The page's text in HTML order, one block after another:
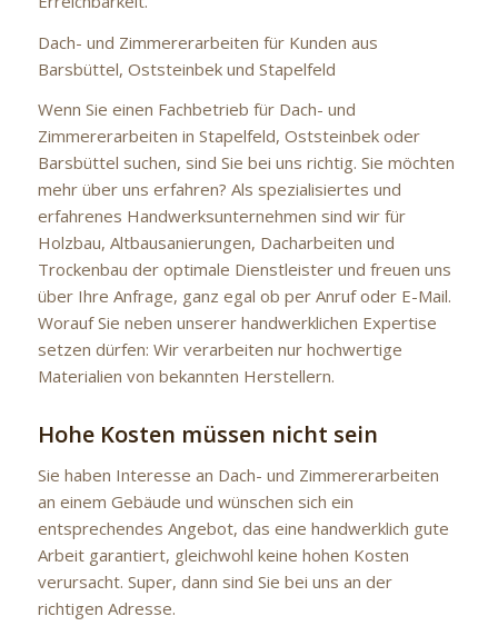
Dach- und Zimmererarbeiten für Kunden aus
Barsbüttel, Oststeinbek und Stapelfeld
Wenn Sie einen Fachbetrieb für Dach- und
Zimmererarbeiten in Stapelfeld, Oststeinbek oder
Barsbüttel suchen, sind Sie bei uns richtig. Sie möchten
mehr über uns erfahren? Als spezialisiertes und
erfahrenes Handwerksunternehmen sind wir für
Holzbau, Altbausanierungen, Dacharbeiten und
Trockenbau der optimale Dienstleister und freuen uns
über Ihre Anfrage, ganz egal ob per Anruf oder E-Mail.
Worauf Sie neben unserer handwerklichen Expertise
setzen dürfen: Wir verarbeiten nur hochwertige
Materialien von bekannten Herstellern.
Hohe Kosten müssen nicht sein
Sie haben Interesse an Dach- und Zimmererarbeiten
an einem Gebäude und wünschen sich ein
entsprechendes Angebot, das eine handwerklich gute
Arbeit garantiert, gleichwohl keine hohen Kosten
verursacht. Super, dann sind Sie bei uns an der
richtigen Adresse.